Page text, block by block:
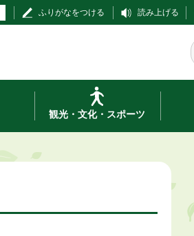
ふりがなをつける 読み上げる
観光・文化・スポーツ